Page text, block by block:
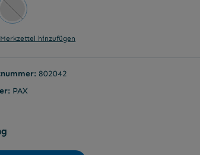
Option ist zurzeit nicht verfügbar.)
Silber
(Diese Option ist zurzeit nicht verfügbar.)
hinzufügen
802042
PAX